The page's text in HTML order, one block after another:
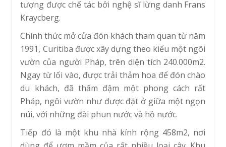
tượng được chế tác bởi nghệ sĩ lừng danh Frans
Kraycberg.
Chính thức mở cửa đón khách tham quan từ năm
1991, Curitiba được xây dựng theo kiểu một ngôi
vườn của người Pháp, trên diện tích 240.000m2.
Ngay từ lối vào, được trải thảm hoa để đón chào
du khách, đã thấm đậm một phong cách rất
Pháp, ngôi vườn như được đặt ở giữa một ngọn
núi, với những đài phun nước và hồ nước.
Tiếp đó là một khu nhà kính rộng 458m2, nơi